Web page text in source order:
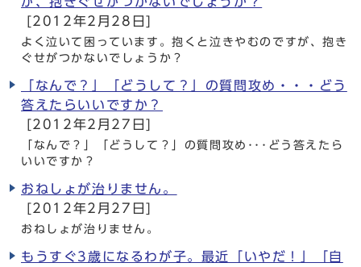
[2012年2月28日]
よく泣いて困っています。抱くと泣きやむのですが、抱き
ぐせがつかないでしょうか？
「なんで？」「どうして？」の質問攻め・・・どう
答えたらいいですか？
[2012年2月27日]
「なんで？」「どうして？」の質問攻め･･･どう答えたら
いいですか？
おねしょが治りません。
[2012年2月27日]
おねしょが治りません。
もうすぐ3歳になるわが子。最近「いやだ！」「自